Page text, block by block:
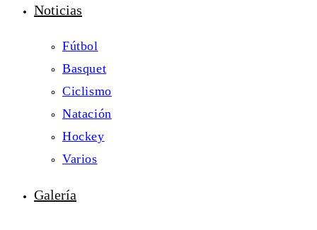
Noticias
Fútbol
Basquet
Ciclismo
Natación
Hockey
Varios
Galería